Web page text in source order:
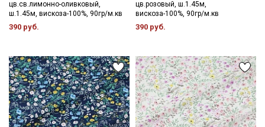
Цветопередача может отличаться от оригинального цвета
ткани в зависимости от настроек вашего монитора и в
зависимости от партии.
цв.св.лимонно-оливковый,
ш.1.45м, вискоза-100%, 90гр/м.кв
390 руб.
цв.розовый, ш.1.45м,
вискоза-100%, 90гр/м.кв
390 руб.